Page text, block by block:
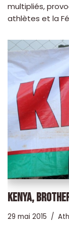
multipliés,
athlètes et la
KENYA,
29 mai 2015